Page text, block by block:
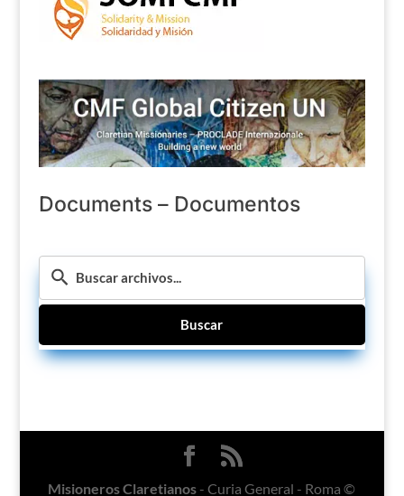
Documents – Documentos
Buscar
Misioneros Claretianos - Curia General - Roma ©